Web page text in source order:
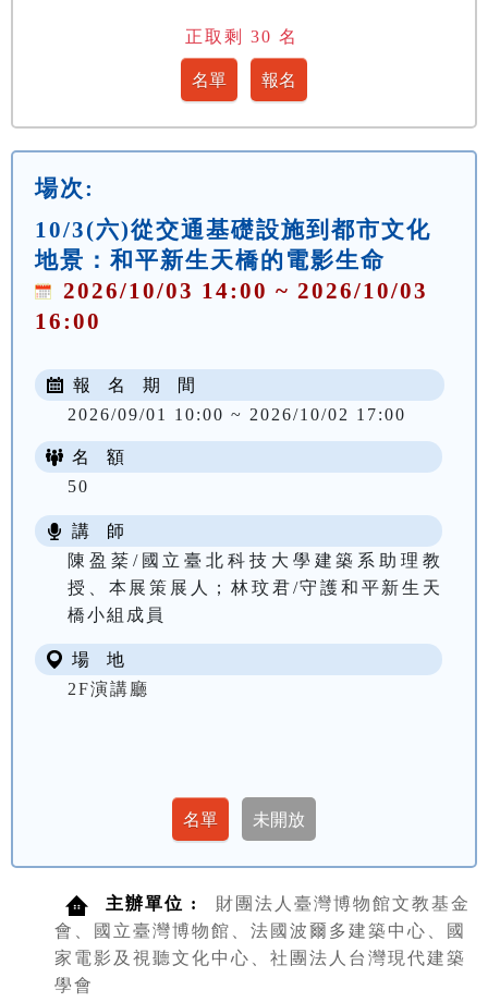
正取剩 30 名
場次:
10/3(六)從交通基礎設施到都市文化
地景：和平新生天橋的電影生命
2026/10/03 14:00 ~ 2026/10/03
16:00
報 名 期 間
2026/09/01 10:00 ~ 2026/10/02 17:00
名 額
50
講 師
陳盈棻/國立臺北科技大學建築系助理教
授、本展策展人；林玟君/守護和平新生天
橋小組成員
場 地
2F演講廳
主辦單位 :
財團法人臺灣博物館文教基金
會、國立臺灣博物館、法國波爾多建築中心、國
家電影及視聽文化中心、社團法人台灣現代建築
學會